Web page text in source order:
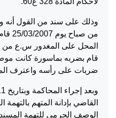
وذلك على سند من القول أنه
من
المحل على المغدور س.ع من
قام بضربه بماسورة كانت
ضربات على رأسه واعترف
القاضي بإدانة المتهم بالتهمة
الوصف الجرمي للتهمة